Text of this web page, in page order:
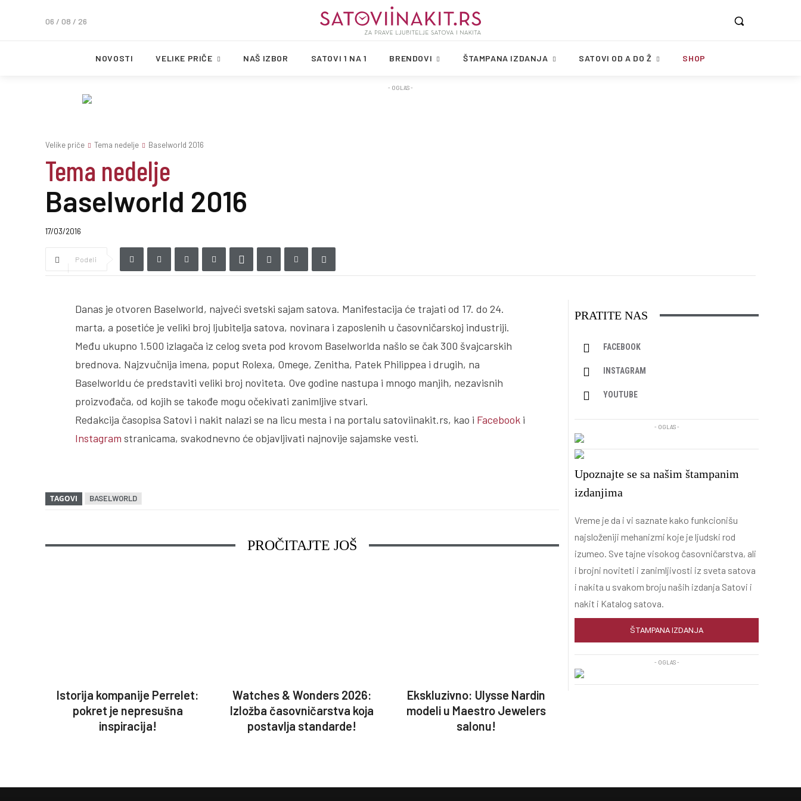
06 / 08 / 26
NOVOSTI VELIKE PRIČE NAŠ IZBOR SATOVI 1 NA 1 BRENDOVI ŠTAMPANA IZDANJA SATOVI OD A DO Ž SHOP
- OGLAS -
Velike priče Tema nedelje Baselworld 2016
Tema nedelje
Baselworld 2016
17/03/2016
Podeli
Danas je otvoren Baselworld, najveći svetski sajam satova. Manifestacija će trajati od 17. do 24.
marta, a posetiće je veliki broj ljubitelja satova, novinara i zaposlenih u časovničarskoj industriji.
Među ukupno 1.500 izlagača iz celog sveta pod krovom Baselworlda našlo se čak 300 švajcarskih
brednova. Najzvučnija imena, poput Rolexa, Omege, Zenitha, Patek Philippea i drugih, na
Baselworldu će predstaviti veliki broj noviteta. Ove godine nastupa i mnogo manjih, nezavisnih
proizvođača, od kojih se takođe mogu očekivati zanimljive stvari.
Redakcija časopisa Satovi i nakit nalazi se na licu mesta i na portalu satoviinakit.rs, kao i Facebook i
Instagram stranicama, svakodnevno će objavljivati najnovije sajamske vesti.
TAGOVI BASELWORLD
PROČITAJTE JOŠ
Istorija kompanije Perrelet:
pokret je nepresušna
inspiracija!
Watches & Wonders 2026:
Izložba časovničarstva koja
postavlja standarde!
Ekskluzivno: Ulysse Nardin
modeli u Maestro Jewelers
salonu!
PRATITE NAS
FACEBOOK
INSTAGRAM
YOUTUBE
- OGLAS -
Upoznajte se sa našim štampanim
izdanjima
Vreme je da i vi saznate kako funkcionišu
najsloženiji mehanizmi koje je ljudski rod
izumeo. Sve tajne visokog časovničarstva, ali
i brojni noviteti i zanimljivosti iz sveta satova
i nakita u svakom broju naših izdanja Satovi i
nakit i Katalog satova.
ŠTAMPANA IZDANJA
- OGLAS -